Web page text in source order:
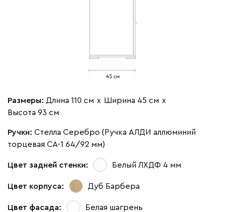
Размеры: Длина 110 см х Ширина 45 см х
Высота 93 см
Ручки: Стелла Серебро (Ручка АЛДИ аллюминий
торцевая CA-1 64/92 мм)
Цвет задней стенки: Белый ЛХДФ 4 мм
Цвет корпуса: Дуб Барбера
Цвет фасада: Белая шагрень